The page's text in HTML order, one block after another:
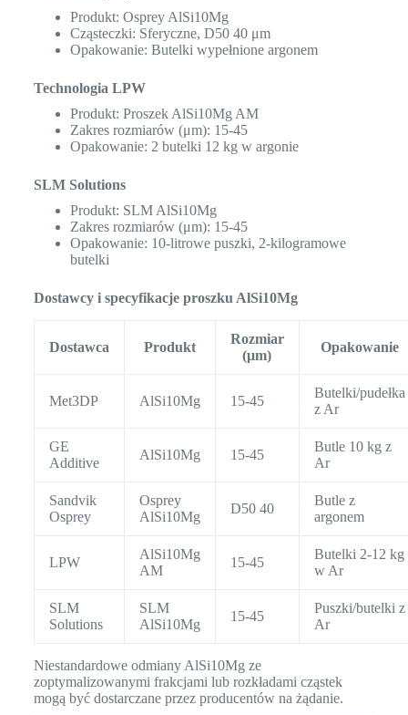
Produkt: Osprey AlSi10Mg
Cząsteczki: Sferyczne, D50 40 μm
Opakowanie: Butelki wypełnione argonem
Technologia LPW
Produkt: Proszek AlSi10Mg AM
Zakres rozmiarów (μm): 15-45
Opakowanie: 2 butelki 12 kg w argonie
SLM Solutions
Produkt: SLM AlSi10Mg
Zakres rozmiarów (μm): 15-45
Opakowanie: 10-litrowe puszki, 2-kilogramowe
butelki
Dostawcy i specyfikacje proszku AlSi10Mg
Dostawca Produkt
Rozmiar
(μm)
Opakowanie
Met3DP AlSi10Mg 15-45
Butelki/pudełka
z Ar
GE
Additive
AlSi10Mg 15-45
Butle 10 kg z
Ar
Sandvik
Osprey
Osprey
AlSi10Mg
D50 40
Butle z
argonem
LPW
AlSi10Mg
AM
15-45
Butelki 2-12 kg
w Ar
SLM
Solutions
SLM
AlSi10Mg
15-45
Puszki/butelki z
Ar
Niestandardowe odmiany AlSi10Mg ze
zoptymalizowanymi frakcjami lub rozkładami cząstek
mogą być dostarczane przez producentów na żądanie.